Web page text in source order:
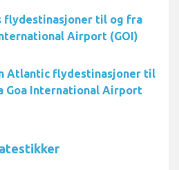
flydestinasjoner til og fra
Airport (GOI)
Atlantic flydestinasjoner til
Goa International Airport